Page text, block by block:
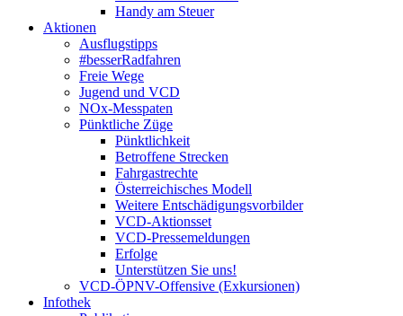
Handy am Steuer
Aktionen
Ausflugstipps
#besserRadfahren
Freie Wege
Jugend und VCD
NOx-Messpaten
Pünktliche Züge
Pünktlichkeit
Betroffene Strecken
Fahrgastrechte
Österreichisches Modell
Weitere Entschädigungsvorbilder
VCD-Aktionsset
VCD-Pressemeldungen
Erfolge
Unterstützen Sie uns!
VCD-ÖPNV-Offensive (Exkursionen)
Infothek